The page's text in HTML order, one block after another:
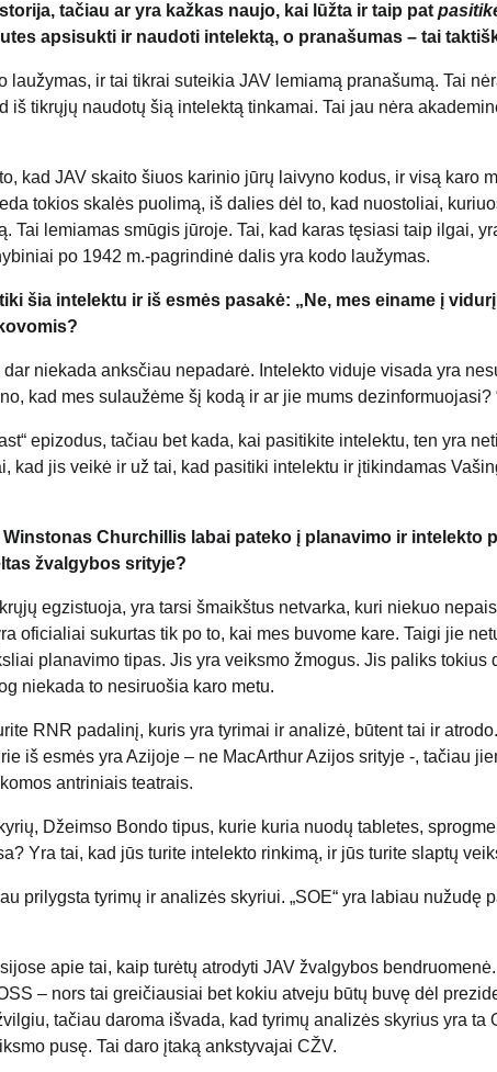
tačiau ar yra kažkas naujo, kai lūžta ir taip pat
apsisukti ir naudoti intelektą, o pranašumas – tai
laužymas, ir tai tikrai suteikia JAV lemiamą pranašumą. Tai
iš tikrųjų naudotų šią intelektą tinkamai. Tai jau nėra
kad JAV skaito šiuos karinio jūrų laivyno kodus, ir visą karo
tokios skalės puolimą, iš dalies dėl to, kad nuostoliai,
Tai lemiamas smūgis jūroje. Tai, kad karas tęsiasi taip ilgai,
po 1942 m.-pagrindinė dalis yra kodo laužymas.
šia intelektu ir iš esmės pasakė: „Ne, mes einame į
niekada anksčiau nepadarė. Intelekto viduje visada yra
kad mes sulaužėme šį kodą ir ar jie mums dezinformuojasi?
epizodus, tačiau bet kada, kai pasitikite intelektu, ten yra
kad jis veikė ir už tai, kad pasitiki intelektu ir įtikindamas
Churchillis labai pateko į planavimo ir intelekto
žvalgybos srityje?
egzistuoja, yra tarsi šmaikštus netvarka, kuri niekuo
oficialiai sukurtas tik po to, kai mes buvome kare. Taigi jie
planavimo tipas. Jis yra veiksmo žmogus. Jis paliks tokius
niekada to nesiruošia karo metu.
RNR padalinį, kuris yra tyrimai ir analizė, būtent tai ir
iš esmės yra Azijoje – ne MacArthur Azijos srityje -, tačiau
antriniais teatrais.
Džeimso Bondo tipus, kurie kuria nuodų tabletes,
Yra tai, kad jūs turite intelekto rinkimą, ir jūs turite slaptų
prilygsta tyrimų ir analizės skyriui. „SOE“ yra labiau nužudę
apie tai, kaip turėtų atrodyti JAV žvalgybos
– nors tai greičiausiai bet kokiu atveju būtų buvę dėl
tačiau daroma išvada, kad tyrimų analizės skyrius yra ta
pusę. Tai daro įtaką ankstyvajai CŽV.